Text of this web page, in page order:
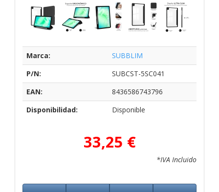
Marca:
SUBBLIM
P/N:
SUBCST-5SC041
EAN:
8436586743796
Disponibilidad:
Disponible
33,25 €
*IVA Incluido